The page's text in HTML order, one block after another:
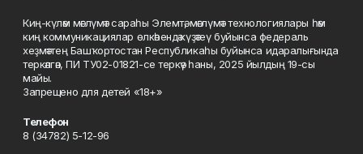
Киң-күләм мәғлүмәт сараһы Элемтә, мәғлүмәт технологиялары һәм
киң коммуникациялар өлкәһендә күҙәтеү буйынса федераль
хеҙмәттең Башҡортостан Республикаһы буйынса идаралығында
теркәлгән, ПИ ТУ02-01821-се теркәү һаны, 2025 йылдың 19-сы
майы.
Запрещено для детей «18+»
Телефон
8 (34782) 5-12-96